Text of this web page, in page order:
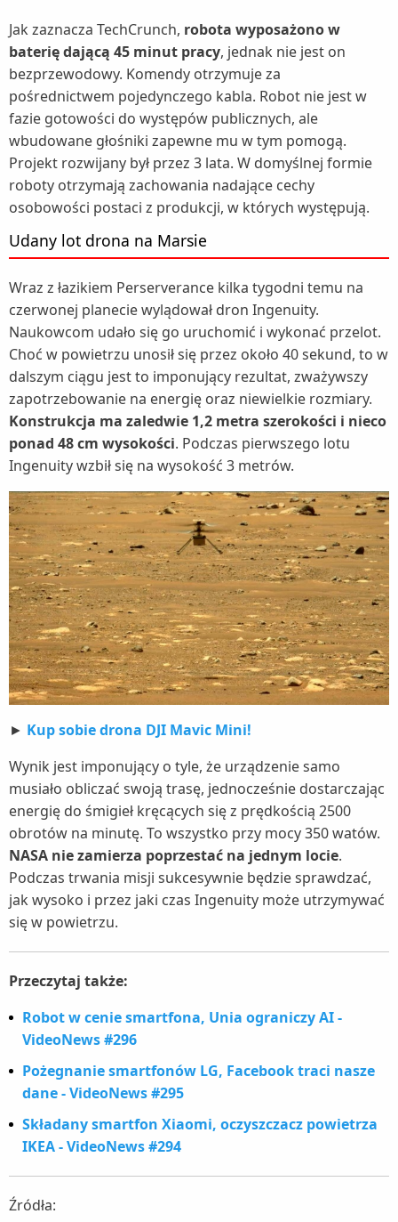
Jak zaznacza TechCrunch, robota wyposażono w
baterię dającą 45 minut pracy, jednak nie jest on
bezprzewodowy. Komendy otrzymuje za
pośrednictwem pojedynczego kabla. Robot nie jest w
fazie gotowości do występów publicznych, ale
wbudowane głośniki zapewne mu w tym pomogą.
Projekt rozwijany był przez 3 lata. W domyślnej formie
roboty otrzymają zachowania nadające cechy
osobowości postaci z produkcji, w których występują.
Udany lot drona na Marsie
Wraz z łazikiem Perserverance kilka tygodni temu na
czerwonej planecie wylądował dron Ingenuity.
Naukowcom udało się go uruchomić i wykonać przelot.
Choć w powietrzu unosił się przez około 40 sekund, to w
dalszym ciągu jest to imponujący rezultat, zważywszy
zapotrzebowanie na energię oraz niewielkie rozmiary.
Konstrukcja ma zaledwie 1,2 metra szerokości i nieco
ponad 48 cm wysokości. Podczas pierwszego lotu
Ingenuity wzbił się na wysokość 3 metrów.
► Kup sobie drona DJI Mavic Mini!
Wynik jest imponujący o tyle, że urządzenie samo
musiało obliczać swoją trasę, jednocześnie dostarczając
energię do śmigieł kręcących się z prędkością 2500
obrotów na minutę. To wszystko przy mocy 350 watów.
NASA nie zamierza poprzestać na jednym locie.
Podczas trwania misji sukcesywnie będzie sprawdzać,
jak wysoko i przez jaki czas Ingenuity może utrzymywać
się w powietrzu.
Przeczytaj także:
Robot w cenie smartfona, Unia ograniczy AI -
VideoNews #296
Pożegnanie smartfonów LG, Facebook traci nasze
dane - VideoNews #295
Składany smartfon Xiaomi, oczyszczacz powietrza
IKEA - VideoNews #294
Źródła: